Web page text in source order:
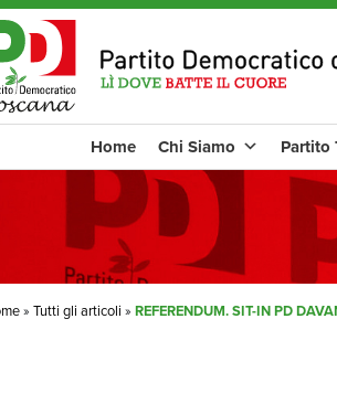
Home Chi Siamo Partito
» Tutti gli articoli » REFERENDUM. SIT-IN PD